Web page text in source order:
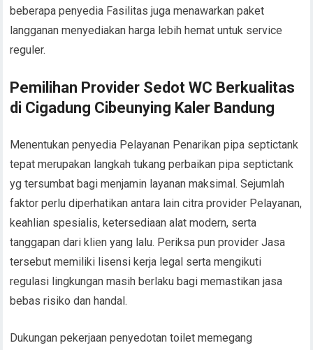
beberapa penyedia Fasilitas juga menawarkan paket
langganan menyediakan harga lebih hemat untuk service
reguler.
Pemilihan Provider Sedot WC Berkualitas
di Cigadung Cibeunying Kaler Bandung
Menentukan penyedia Pelayanan Penarikan pipa septictank
tepat merupakan langkah tukang perbaikan pipa septictank
yg tersumbat bagi menjamin layanan maksimal. Sejumlah
faktor perlu diperhatikan antara lain citra provider Pelayanan,
keahlian spesialis, ketersediaan alat modern, serta
tanggapan dari klien yang lalu. Periksa pun provider Jasa
tersebut memiliki lisensi kerja legal serta mengikuti
regulasi lingkungan masih berlaku bagi memastikan jasa
bebas risiko dan handal.
Dukungan pekerjaan penyedotan toilet memegang